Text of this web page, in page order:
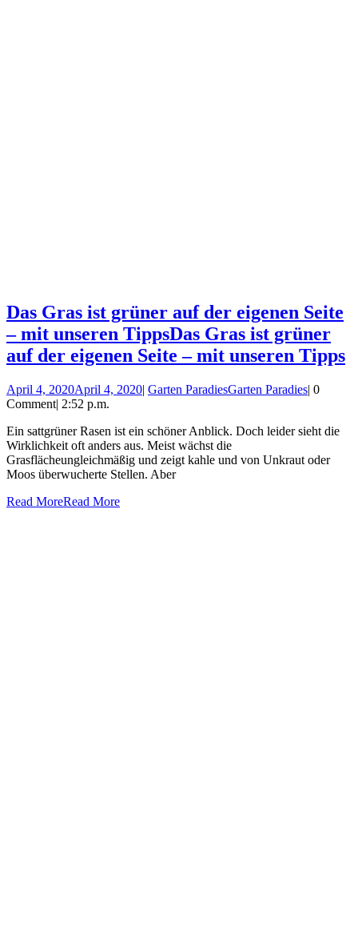
Das Gras ist grüner auf der eigenen Seite
– mit unseren TippsDas Gras ist grüner
auf der eigenen Seite – mit unseren Tipps
April 4, 2020April 4, 2020| Garten ParadiesGarten Paradies| 0
Comment| 2:52 p.m.
Ein sattgrüner Rasen ist ein schöner Anblick. Doch leider sieht die
Wirklichkeit oft anders aus. Meist wächst die
Grasflächeungleichmäßig und zeigt kahle und von Unkraut oder
Moos überwucherte Stellen. Aber
Read MoreRead More